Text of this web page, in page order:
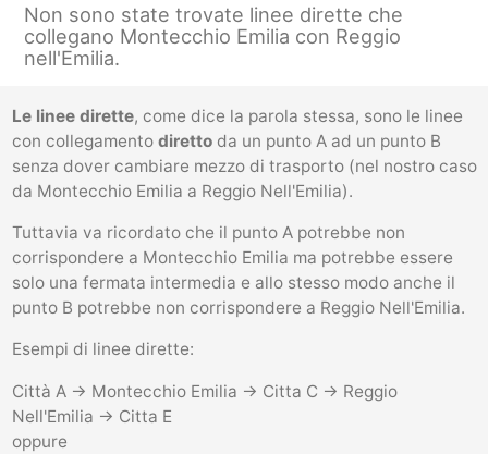
Non sono state trovate linee dirette che
collegano Montecchio Emilia con Reggio
nell'Emilia.
Le linee dirette, come dice la parola stessa, sono le linee
con collegamento direttoda un punto A ad un punto B
senza dover cambiare mezzo di trasporto (nel nostro caso
da Montecchio Emilia a Reggio Nell'Emilia).
Tuttavia va ricordato che il punto A potrebbe non
corrispondere a Montecchio Emilia ma potrebbe essere
solo una fermata intermedia e allo stesso modo anche il
punto B potrebbe non corrispondere a Reggio Nell'Emilia.
Esempi di linee dirette:
Città A -> Montecchio Emilia -> Citta C -> Reggio
Nell'Emilia -> Citta E
oppure